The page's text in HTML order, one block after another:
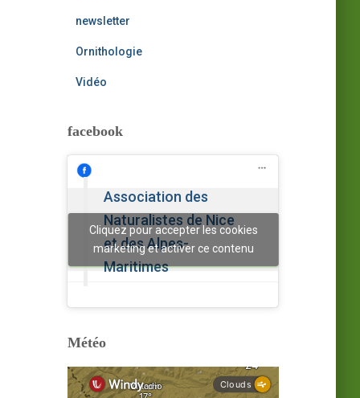
newsletter
Ornithologie
Vidéo
facebook
Association des
Naturalistes de Nice
et des Alpes-
Maritimes
Cliquez pour accepter les cookies
marketing et activer ce contenu
Météo